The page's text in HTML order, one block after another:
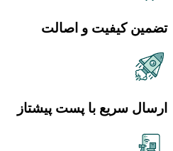
تضمین کیفیت و اصالت
ارسال سریع با پست پیشتاز